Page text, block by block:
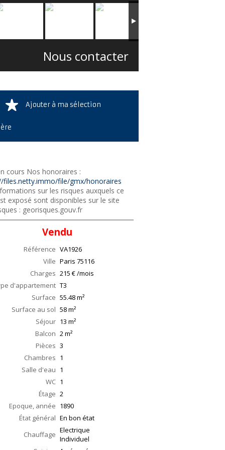
Nous contacter
Ajouter à ma sélection
cours Nos honoraires :
files.netty.immo/file/gmx/honoraires
sur les risques auxquels ce
exposé sont disponibles sur le site
: georisques.gouv.fr
Vendu
Référence VA1926
Ville Paris 75116
Charges 215 € /mois
d'appartement T3
Surface 55.48m²
Surface au sol 58m²
Séjour 13 m²
Balcon 2m²
Pièces 3
Chambres 1
Salle d'eau 1
WC 1
Étage 2
Epoque, année 1890
État général En bon état
Chauffage Electrique
Individuel